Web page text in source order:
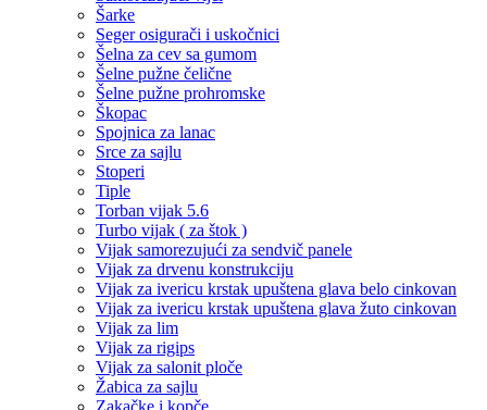
Šarke
Seger osigurači i uskočnici
Šelna za cev sa gumom
Šelne pužne čelične
Šelne pužne prohromske
Škopac
Spojnica za lanac
Srce za sajlu
Stoperi
Tiple
Torban vijak 5.6
Turbo vijak ( za štok )
Vijak samorezujući za sendvič panele
Vijak za drvenu konstrukciju
Vijak za ivericu krstak upuštena glava belo cinkovan
Vijak za ivericu krstak upuštena glava žuto cinkovan
Vijak za lim
Vijak za rigips
Vijak za salonit ploče
Žabica za sajlu
Zakačke i kopče